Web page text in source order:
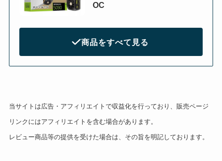
OC
商品をすべて見る
当サイトは広告・アフィリエイトで収益化を行っており、販売ページ
リンクにはアフィリエイトを含む場合があります。
レビュー商品等の提供を受けた場合は、その旨を明記しております。